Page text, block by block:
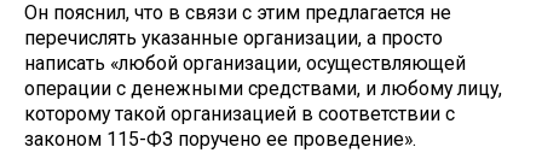
Он пояснил, что в связи с этим предлагается не
перечислять указанные организации, а просто
написать «любой организации, осуществляющей
операции с денежными средствами, и любому лицу,
которому такой организацией в соответствии с
законом 115-ФЗ поручено ее проведение».